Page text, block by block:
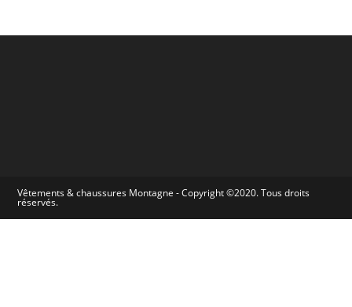
Vêtements & chaussures Montagne - Copyright ©2020. Tous droits
réservés.